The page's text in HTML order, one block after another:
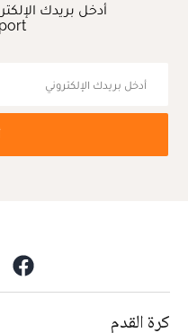
أدخل بريدك
كرة القدم